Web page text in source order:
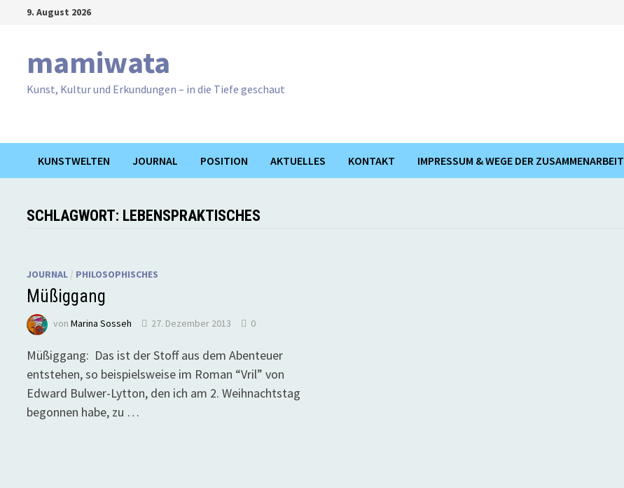
9. August 2026
mamiwata
Kunst, Kultur und Erkundungen – in die Tiefe geschaut
KUNSTWELTEN JOURNAL POSITION AKTUELLES KONTAKT IMPRESSUM & WEGE DER ZUSAMMENARBEIT
SCHLAGWORT: LEBENSPRAKTISCHES
JOURNAL / PHILOSOPHISCHES
Müßiggang
vonMarina Sosseh 27. Dezember 2013 0
Müßiggang: Das ist der Stoff aus dem Abenteuer
entstehen, so beispielsweise im Roman “Vril” von
Edward Bulwer-Lytton, den ich am 2. Weihnachtstag
begonnen habe, zu …